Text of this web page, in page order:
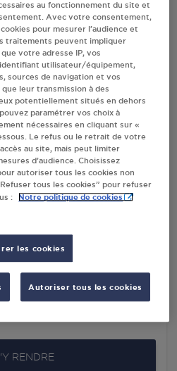
RENDRE
LIMOGES
RENDRE
RENDRE
TOTAL LIMOGES
RENDRE
au fonctionnement du site et
Avec votre consentement,
pour mesurer l’audience et
traitements peuvent impliquer
votre adresse IP, vos
utilisateur/équipement,
sources de navigation et vos
leur transmission à des
potentiellement situés en dehors
paramétrer vos choix à
nécessaires en cliquant sur «
Le refus ou le retrait de votre
au site, mais peut limiter
d’audience. Choisissez
autoriser tous les cookies non
tous les cookies” pour refuser
:
Notre politique de cookies
les cookies
Autoriser tous les cookies